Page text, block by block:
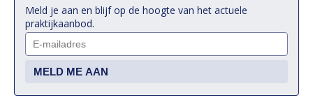
Meld je aan en blijf op de hoogte van het actuele
praktijkaanbod.